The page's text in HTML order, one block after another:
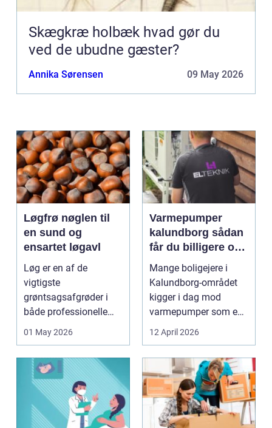
Skægkræ holbæk hvad gør du
ved de ubudne gæster?
Annika Sørensen 09 May 2026
Løgfrø nøglen til
en sund og
ensartet løgavl
Løg er en af de
vigtigste
grøntsagsafgrøder i
både professionelle
køkkenhaver og større
landbrugspro...
01 May 2026
Varmepumper
kalundborg sådan
får du billigere og
mere bæredygtig
varme
Mange boligejere i
Kalundborg-området
kigger i dag mod
varmepumper som en
vej til lavere
varmeregnin...
12 April 2026